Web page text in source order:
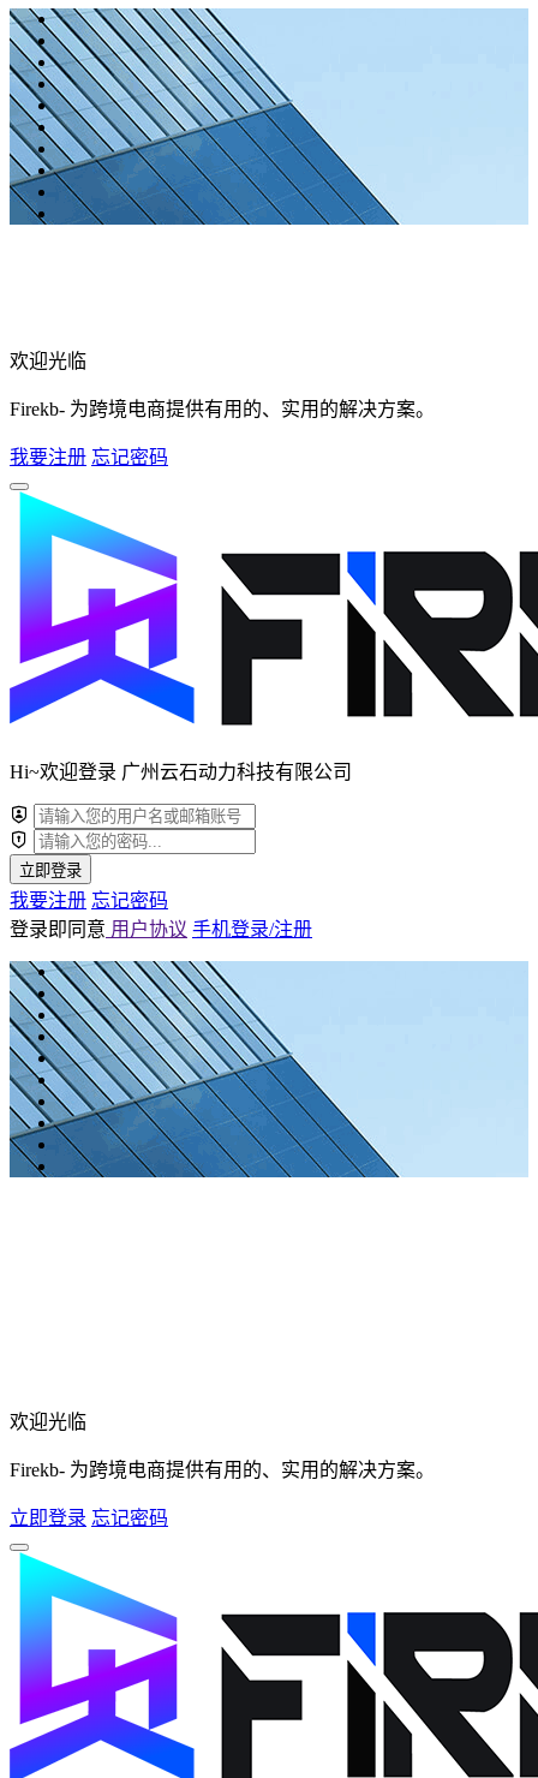
欢迎光临
Firekb- 为跨境电商提供有用的、实用的解决方案。
我要注册 忘记密码
Hi~欢迎登录 广州云石动力科技有限公司
立即登录
我要注册 忘记密码
登录即同意 用户协议 手机登录/注册
欢迎光临
Firekb- 为跨境电商提供有用的、实用的解决方案。
立即登录 忘记密码